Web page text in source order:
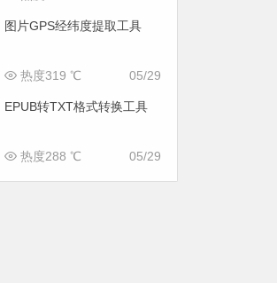
图片GPS经纬度提取工具
05/29
热度319 ℃
EPUB转TXT格式转换工具
05/29
热度288 ℃